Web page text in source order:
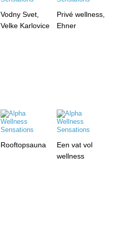
Vodny Svet,
Velke Karlovice
Privé wellness,
Ehner
Rooftopsauna
Een vat vol
wellness